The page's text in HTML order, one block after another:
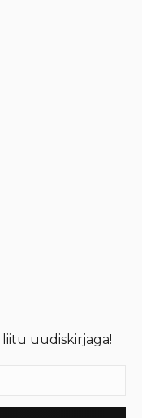
liitu uudiskirjaga!